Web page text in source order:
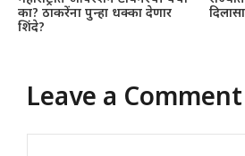
का? ठाकरेंना पुन्हा धक्का देणार
शिंदे?
Leave a Comment